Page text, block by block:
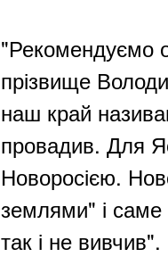
"Рекомендуємо
прізвище
наш край
провадив. Для
Новоросією.
землями" і саме
так і не вивчив".